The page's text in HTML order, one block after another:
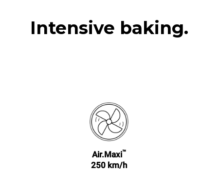
Intensive baking.
Air.Maxi™
250 km/h